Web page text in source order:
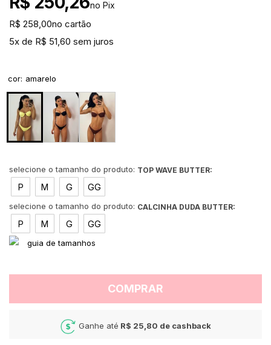
no Pix
R$ 258,00no cartão
5x de R$ 51,60 sem juros
cor: amarelo
TOP WAVE BUTTER:
P M G GG
CALCINHA DUDA BUTTER:
P M G GG
COMPRAR
Ganhe até R$ 25,80 de cashback